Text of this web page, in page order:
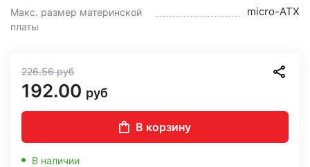
Макс. размер материнской
платы
micro-ATX
226.56руб
192.00 руб
В корзину
В наличии